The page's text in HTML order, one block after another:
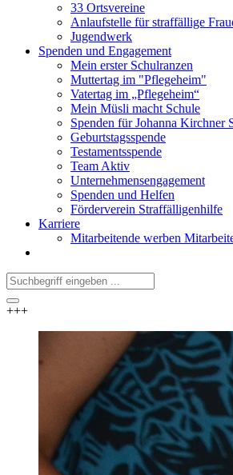
33 Ortsvereine
Anlaufstelle für straffällige
Jugendwerk
Spenden und Engagement
Mein erster Schulranzen
Muttertag im "Pflegeheim"
Vatertag im „Pflegeheim“
Mein Müsli macht Schule
Spenden für Johanna Kirchner
Geburtstagsspende
Testamentsspende
Team Aktiv
Unternehmensengagement
Spenden und Helfen
Förderverein Straffälligenhilfe
Karriere
Mitarbeitende werben
+++